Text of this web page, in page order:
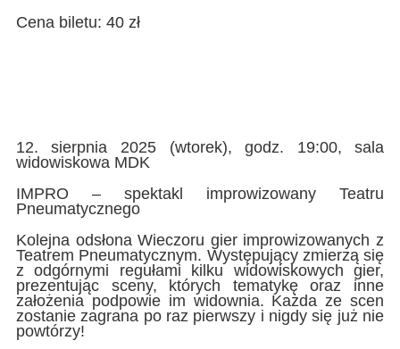
Cena biletu: 40 zł
12. sierpnia 2025 (wtorek), godz. 19:00, sala
widowiskowa MDK
IMPRO – spektakl improwizowany Teatru
Pneumatycznego
Kolejna odsłona Wieczoru gier improwizowanych z
Teatrem Pneumatycznym. Występujący zmierzą się
z odgórnymi regułami kilku widowiskowych gier,
prezentując sceny, których tematykę oraz inne
założenia podpowie im widownia. Każda ze scen
zostanie zagrana po raz pierwszy i nigdy się już nie
powtórzy!